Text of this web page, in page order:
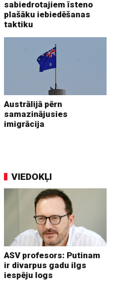
sabiedrotajiem īsteno
plašāku iebiedēšanas
taktiku
Austrālijā pērn
samazinājusies
imigrācija
VIEDOKĻI
ASV profesors: Putinam
ir divarpus gadu ilgs
iespēju logs